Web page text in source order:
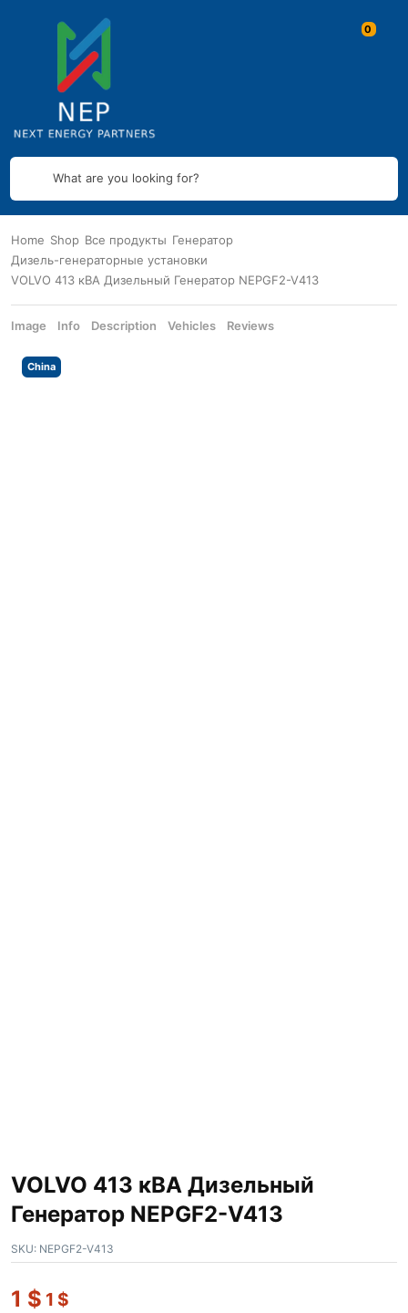
What are you looking for?
Home Shop Все продукты Генератор
Дизель-генераторные установки
VOLVO 413 кВА Дизельный Генератор NEPGF2-V413
Image Info Description Vehicles Reviews
China
VOLVO 413 кВА Дизельный
Генератор NEPGF2-V413
SKU: NEPGF2-V413
1 $ 1 $